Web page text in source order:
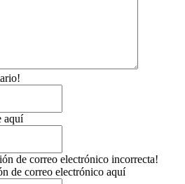
aquí
de correo electrónico incorrecta!
de correo electrónico aquí